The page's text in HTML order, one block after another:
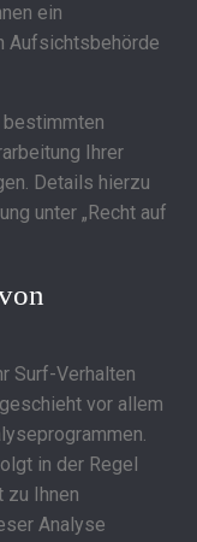
ein
Aufsichtsbehörde
bestimmten
Ihrer
Details hierzu
unter „Recht auf
Surf-Verhalten
vor allem
in der Regel
zu Ihnen
Analyse